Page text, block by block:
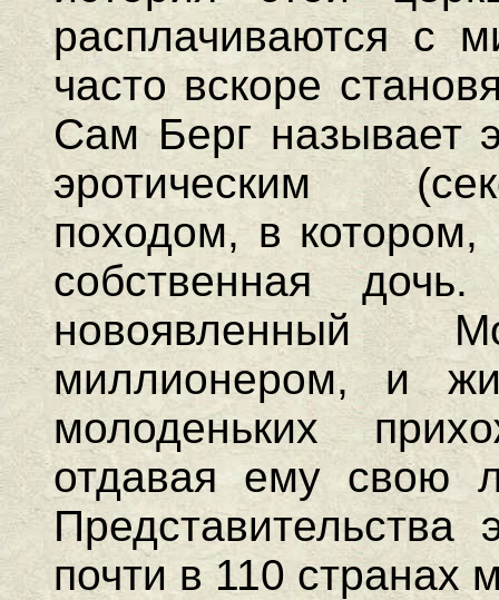
расплачиваются с
часто вскоре
Сам Берг называет
эротическим
походом, в котором,
собственная
новоявленный
миллионером, и
молоденьких
отдавая ему свою
Представительства
почти в 110 странах